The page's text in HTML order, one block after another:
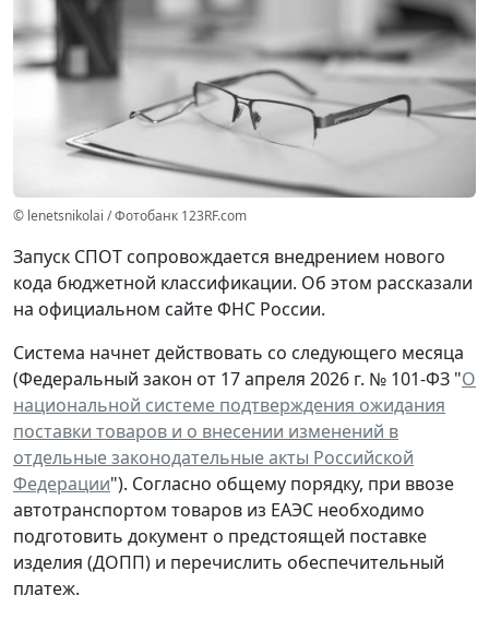
© lenetsnikolai / Фотобанк 123RF.com
Запуск СПОТ сопровождается внедрением нового
кода бюджетной классификации. Об этом рассказали
на официальном сайте ФНС России.
Система начнет действовать со следующего месяца
(Федеральный закон от 17 апреля 2026 г. № 101-ФЗ "О
национальной системе подтверждения ожидания
поставки товаров и о внесении изменений в
отдельные законодательные акты Российской
Федерации"). Согласно общему порядку, при ввозе
автотранспортом товаров из ЕАЭС необходимо
подготовить документ о предстоящей поставке
изделия (ДОПП) и перечислить обеспечительный
платеж.